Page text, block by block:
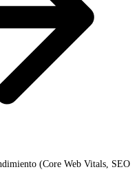
(Core Web Vitals, SEO